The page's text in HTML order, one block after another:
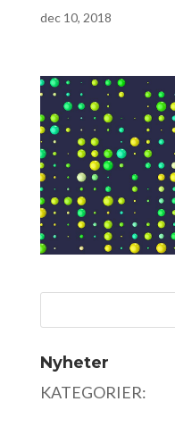
dec 10, 2018
Nyheter
KATEGORIER: